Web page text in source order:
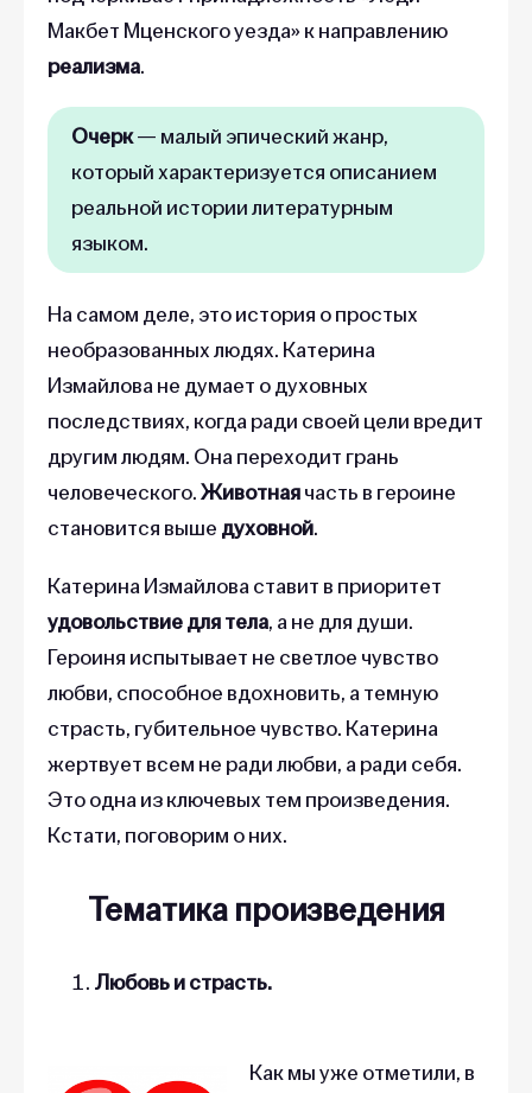
Макбет Мценского уезда» к направлению
реализма.
Очерк— малый эпический жанр,
который характеризуется описанием
реальной истории литературным
языком.
На самом деле, это история о простых
необразованных людях. Катерина
Измайлова не думает о духовных
последствиях, когда ради своей цели вредит
другим людям. Она переходит грань
человеческого.Животнаячасть в героине
становится выше духовной.
Катерина Измайлова ставит в приоритет
удовольствие для тела, а не для души.
Героиня испытывает не светлое чувство
любви, способное вдохновить, а темную
страсть, губительное чувство. Катерина
жертвует всем не ради любви, а ради себя.
Это одна из ключевых тем произведения.
Кстати, поговорим о них.
Тематика произведения
Любовь и страсть.
Как мы уже отметили, в